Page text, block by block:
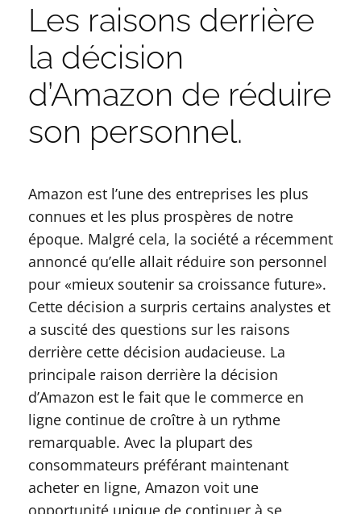
Les raisons derrière
la décision
d’Amazon de réduire
son personnel.
Amazon est l’une des entreprises les plus
connues et les plus prospères de notre
époque. Malgré cela, la société a récemment
annoncé qu’elle allait réduire son personnel
pour «mieux soutenir sa croissance future».
Cette décision a surpris certains analystes et
a suscité des questions sur les raisons
derrière cette décision audacieuse. La
principale raison derrière la décision
d’Amazon est le fait que le commerce en
ligne continue de croître à un rythme
remarquable. Avec la plupart des
consommateurs préférant maintenant
acheter en ligne, Amazon voit une